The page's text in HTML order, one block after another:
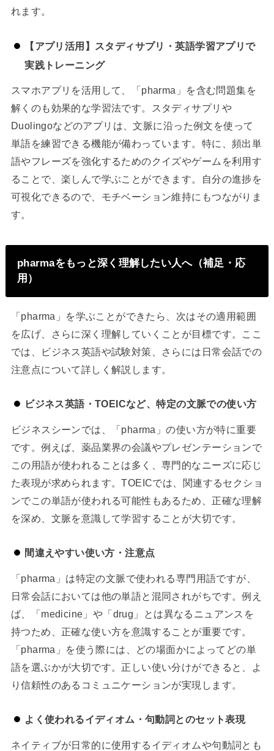
れます。
【アプリ活用】スタディサプリ・英語学習アプリで
実践トレーニング
スマホアプリを活用して、「pharma」を含む問題集を
解くのも効果的な学習法です。スタディサプリや
Duolingoなどのアプリは、文脈に沿った例文を使って
単語を練習できる機能が備わっています。特に、頻出単
語やフレーズを強化するためのクイズやゲームを利用す
ることで、楽しんで学ぶことができます。自分の進捗を
可視化できるので、モチベーション維持にもつながりま
す。
pharmaをもっと深く理解したい人へ（補足・応
用）
「pharma」を学ぶことができたら、次はその適用範囲
を広げ、さらに深く理解していくことが目標です。ここ
では、ビジネス英語や試験対策、さらには日常会話での
注意点について詳しく解説します。
ビジネス英語・TOEICなど、特定の文脈での使い方
ビジネスシーンでは、「pharma」の使い方が特に重要
です。例えば、薬品業界の会議やプレゼンテーションで
この用語が使われることは多く、専門的なニーズに応じ
た表現が求められます。TOEICでは、関連するセクショ
ンでこの単語が使われる可能性もあるため、正確な理解
を深め、文脈を意識して学習することが大切です。
間違えやすい使い方・注意点
「pharma」は特定の文脈で使われる専門用語ですが、
日常会話においては他の単語と混同されがちです。例え
ば、「medicine」や「drug」とは異なるニュアンスを
持つため、正確な使い方を意識することが重要です。
「pharma」を使う際には、どの場面かによってどの単
語を選ぶかが大切です。正しい使い分けができると、よ
り信頼性のあるコミュニケーションが実現します。
よく使われるイディオム・句動詞とのセット表現
ネイティブが日常的に使用するイディオムや句動詞とも